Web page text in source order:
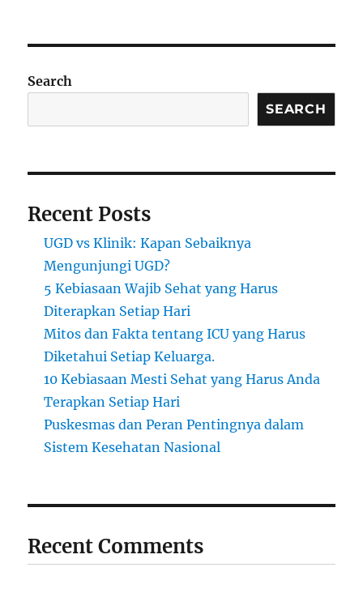
Search
SEARCH
Recent Posts
UGD vs Klinik: Kapan Sebaiknya
Mengunjungi UGD?
5 Kebiasaan Wajib Sehat yang Harus
Diterapkan Setiap Hari
Mitos dan Fakta tentang ICU yang Harus
Diketahui Setiap Keluarga.
10 Kebiasaan Mesti Sehat yang Harus Anda
Terapkan Setiap Hari
Puskesmas dan Peran Pentingnya dalam
Sistem Kesehatan Nasional
Recent Comments